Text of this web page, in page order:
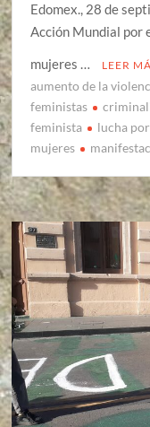
Edomex., 28 de
Acción Mundial por
mujeres …
LEER
aumento de la
feministas
feminista
lucha
mujeres